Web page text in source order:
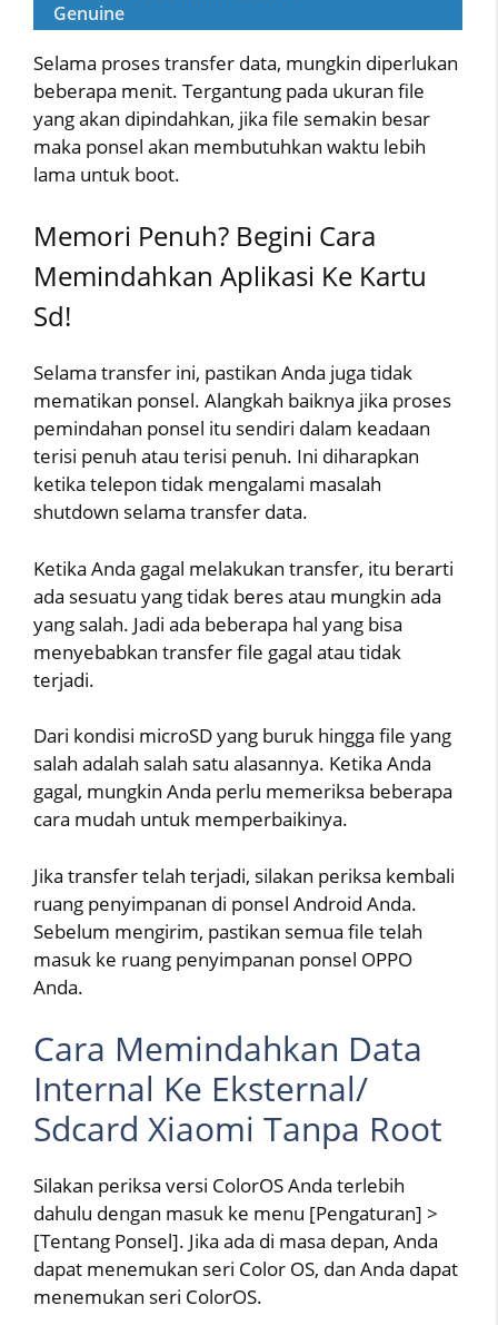
Genuine
Selama proses transfer data, mungkin diperlukan
beberapa menit. Tergantung pada ukuran file
yang akan dipindahkan, jika file semakin besar
maka ponsel akan membutuhkan waktu lebih
lama untuk boot.
Memori Penuh? Begini Cara
Memindahkan Aplikasi Ke Kartu
Sd!
Selama transfer ini, pastikan Anda juga tidak
mematikan ponsel. Alangkah baiknya jika proses
pemindahan ponsel itu sendiri dalam keadaan
terisi penuh atau terisi penuh. Ini diharapkan
ketika telepon tidak mengalami masalah
shutdown selama transfer data.
Ketika Anda gagal melakukan transfer, itu berarti
ada sesuatu yang tidak beres atau mungkin ada
yang salah. Jadi ada beberapa hal yang bisa
menyebabkan transfer file gagal atau tidak
terjadi.
Dari kondisi microSD yang buruk hingga file yang
salah adalah salah satu alasannya. Ketika Anda
gagal, mungkin Anda perlu memeriksa beberapa
cara mudah untuk memperbaikinya.
Jika transfer telah terjadi, silakan periksa kembali
ruang penyimpanan di ponsel Android Anda.
Sebelum mengirim, pastikan semua file telah
masuk ke ruang penyimpanan ponsel OPPO
Anda.
Cara Memindahkan Data
Internal Ke Eksternal/
Sdcard Xiaomi Tanpa Root
Silakan periksa versi ColorOS Anda terlebih
dahulu dengan masuk ke menu [Pengaturan] >
[Tentang Ponsel]. Jika ada di masa depan, Anda
dapat menemukan seri Color OS, dan Anda dapat
menemukan seri ColorOS.